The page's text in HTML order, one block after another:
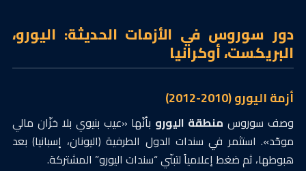
دور سوروس في الأزمات الحديثة: اليورو،
البريكست، أوكرانيا
أزمة اليورو (2010-2012)
وصف سوروس منطقة اليورو بأنّها «عيب بنيوي بلا خزّان مالي
موحّد». استثمر في سندات الدول الطرفية (اليونان، إسبانيا) بعد
هبوطها، ثم ضغط إعلامياً لتبنّي “سندات اليورو” المشتركة.